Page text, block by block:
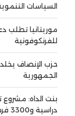
السياسات
موريتانيا تطلب
للفرنكوفونية
حزب الإنصاف
الجمهورية
دراسية و3300 فرصة عمل